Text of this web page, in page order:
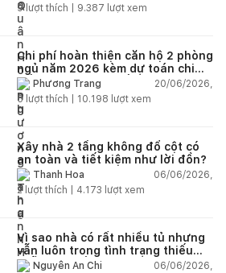
9lượt thích | 9.387 lượt xem
Chi phí hoàn thiện căn hộ 2 phòng
ngủ năm 2026 kèm dự toán chi
tiết và ví dụ thực tế
Phương Trang
20/06/2026,
5 lượt thích | 10.198 lượt xem
Xây nhà 2 tầng không đổ cột có
an toàn và tiết kiệm như lời đồn?
Thanh Hoa
06/06/2026,
2lượt thích | 4.173 lượt xem
Vì sao nhà có rất nhiều tủ nhưng
vẫn luôn trong tình trạng thiếu
chỗ chứa đồ?
Nguyễn An Chi
06/06/2026,